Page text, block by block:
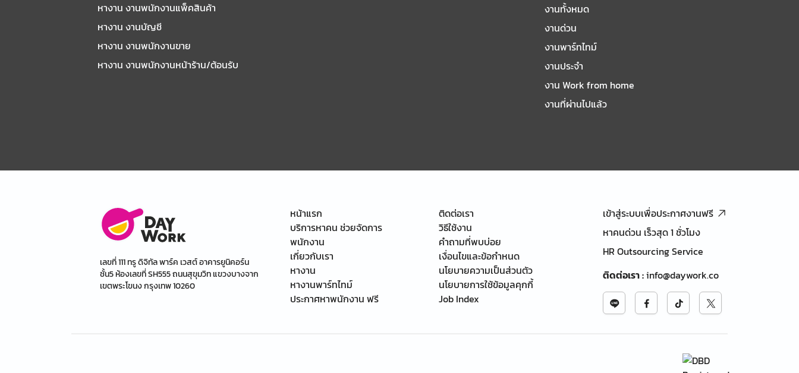
หางาน งานพนักงานแพ็คสินค้า
หางาน งานบัญชี
หางาน งานพนักงานขาย
หางาน งานพนักงานหน้าร้าน/ต้อนรับ
งานทั้งหมด
งานด่วน
งานพาร์ทไทม์
งานประจำ
งาน Work from home
งานที่ผ่านไปแล้ว
เลขที่ 111 ทรู ดิจิทัล พาร์ค เวสต์ อาคารยูนิคอร์น
ชั้น5 ห้องเลขที่ SH555 ถนนสุขุมวิท แขวงบางจาก
เขตพระโขนง กรุงเทพ 10260
หน้าแรก
บริการหาคน ช่วยจัดการ
พนักงาน
เกี่ยวกับเรา
หางาน
หางานพาร์ทไทม์
ประกาศหาพนักงาน ฟรี
ติดต่อเรา
วิธีใช้งาน
คำถามที่พบบ่อย
เงื่อนไขและข้อกำหนด
นโยบายความเป็นส่วนตัว
นโยบายการใช้ข้อมูลคุกกี้
Job Index
เข้าสู่ระบบเพื่อประกาศงานฟรี
หาคนด่วน เร็วสุด 1 ชั่วโมง
HR Outsourcing Service
ติดต่อเรา:info@daywork.co